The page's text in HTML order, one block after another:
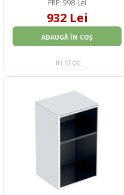
PRP: 998 Lei
932 Lei
ADAUGĂ ÎN COȘ
in stoc